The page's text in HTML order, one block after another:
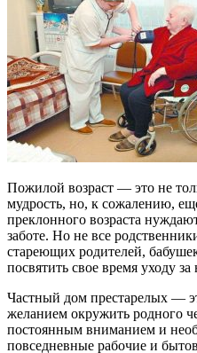
Пожилой возраст — это не
мудрость, но, к сожалению,
преклонного возраста
заботе. Но не все
стареющих родителей,
посвятить свое время уходу
Частный дом престарелых —
желанием окружить родного
постоянным вниманием и
повседневные рабочие и